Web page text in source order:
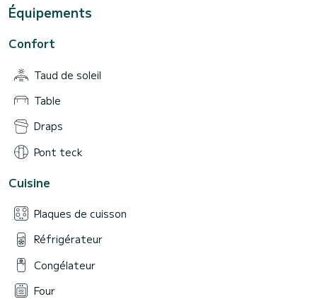
Équipements
Confort
Taud de soleil
Table
Draps
Pont teck
Cuisine
Plaques de cuisson
Réfrigérateur
Congélateur
Four